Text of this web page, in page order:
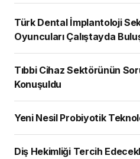
Türk Dental İmplantoloji
Oyuncuları Çalıştayda
Tıbbi Cihaz Sektörünün
Konuşuldu
Yeni Nesil Probiyotik
Diş Hekimliği Tercih Edecekler için